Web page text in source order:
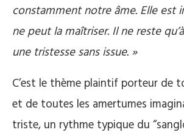
constamment notre âme. Elle est
ne peut la maîtriser. Il ne reste
une tristesse sans issue. »
C’est le thème plaintif porteur de
et de toutes les amertumes
triste, un rythme typique du